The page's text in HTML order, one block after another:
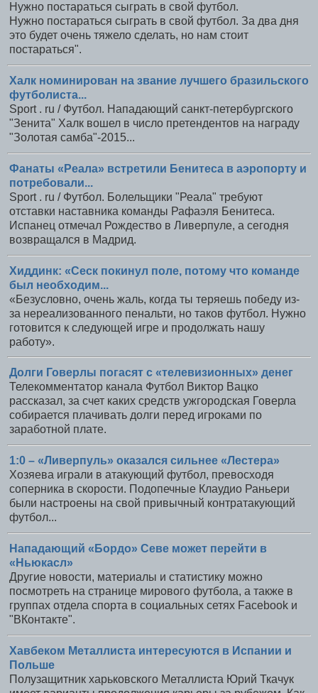
Нужно постараться сыграть в свой футбол.
Нужно постараться сыграть в свой футбол. За два дня
это будет очень тяжело сделать, но нам стоит
постараться".
Халк номинирован на звание лучшего бразильского
футболиста...
Sport . ru / Футбол. Нападающий санкт-петербургского
"Зенита" Халк вошел в число претендентов на награду
"Золотая самба"-2015...
Фанаты «Реала» встретили Бенитеса в аэропорту и
потребовали...
Sport . ru / Футбол. Болельщики "Реала" требуют
отставки наставника команды Рафаэля Бенитеса.
Испанец отмечал Рождество в Ливерпуле, а сегодня
возвращался в Мадрид.
Хиддинк: «Сеск покинул поле, потому что команде
был необходим...
«Безусловно, очень жаль, когда ты теряешь победу из-
за нереализованного пенальти, но таков футбол. Нужно
готовится к следующей игре и продолжать нашу
работу».
Долги Говерлы погасят с «телевизионных» денег
Телекомментатор канала Футбол Виктор Вацко
рассказал, за счет каких средств ужгородская Говерла
собирается плачивать долги перед игроками по
заработной плате.
1:0 – «Ливерпуль» оказался сильнее «Лестера»
Хозяева играли в атакующий футбол, превосходя
соперника в скорости. Подопечные Клаудио Раньери
были настроены на свой привычный контратакующий
футбол...
Нападающий «Бордо» Севе может перейти в
«Ньюкасл»
Другие новости, материалы и статистику можно
посмотреть на странице мирового футбола, а также в
группах отдела спорта в социальных сетях Facebook и
"ВКонтакте".
Хавбеком Металлиста интересуются в Испании и
Польше
Полузащитник харьковского Металлиста Юрий Ткачук